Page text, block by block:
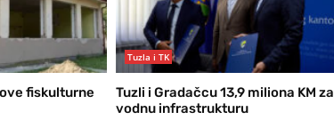
fiskulturne
Tuzla i TK
Tuzli i Gradačcu 13,9 miliona KM za
vodnu infrastrukturu